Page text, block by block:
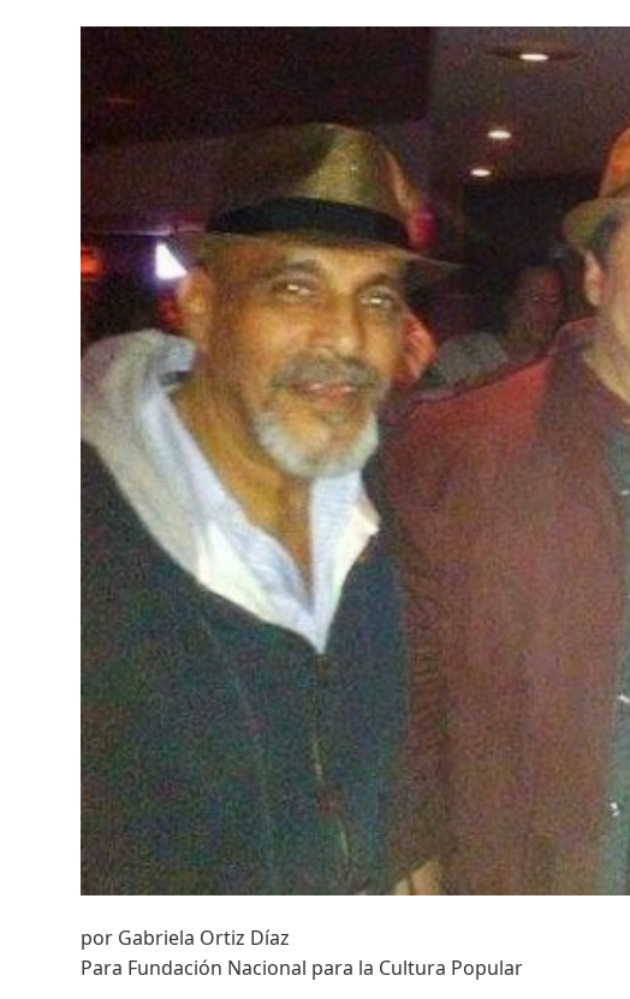
por Gabriela Ortiz Díaz
Para Fundación Nacional para la Cultura Popular